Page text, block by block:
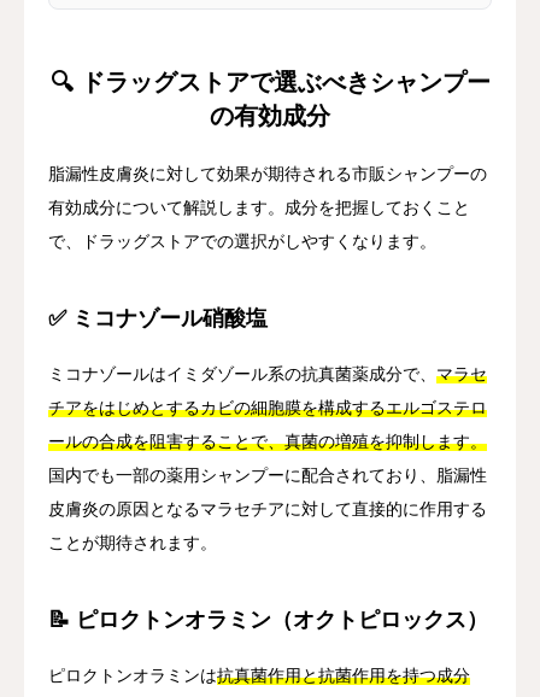
🔍 ドラッグストアで選ぶべきシャンプー
の有効成分
脂漏性皮膚炎に対して効果が期待される市販シャンプーの
有効成分について解説します。成分を把握しておくこと
で、ドラッグストアでの選択がしやすくなります。
✅ ミコナゾール硝酸塩
ミコナゾールはイミダゾール系の抗真菌薬成分で、 マラセ
チアをはじめとするカビの細胞膜を構成するエルゴステロ
ールの合成を阻害することで、真菌の増殖を抑制します。
国内でも一部の薬用シャンプーに配合されており、脂漏性
皮膚炎の原因となるマラセチアに対して直接的に作用する
ことが期待されます。
📝 ピロクトンオラミン（オクトピロックス）
ピロクトンオラミンは抗真菌作用と抗菌作用を持つ成分